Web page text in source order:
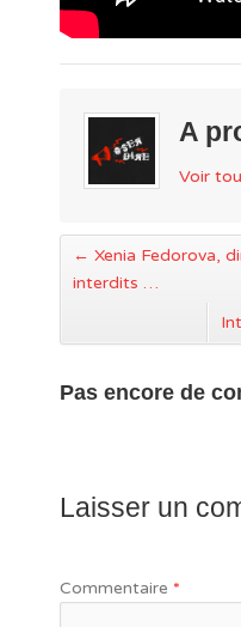
A
Voir
← Xenia Fedorova,
interdits …
Pas encore de
Laisser un
Commentaire *